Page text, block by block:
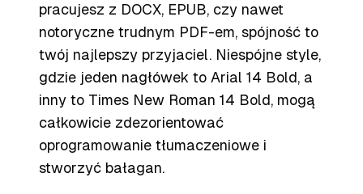
pracujesz z DOCX, EPUB, czy nawet
notoryczne trudnym PDF-em, spójność to
twój najlepszy przyjaciel. Niespójne style,
gdzie jeden nagłówek to Arial 14 Bold, a
inny to Times New Roman 14 Bold, mogą
całkowicie zdezorientować
oprogramowanie tłumaczeniowe i
stworzyć bałagan.